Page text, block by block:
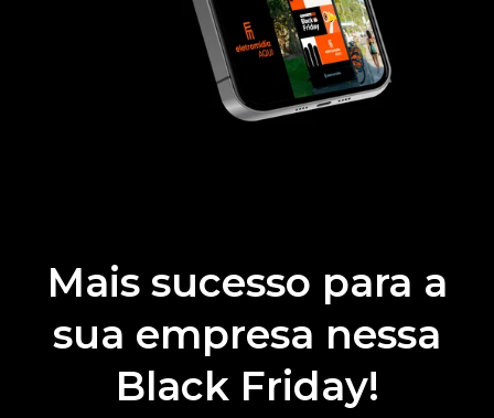
Mais sucesso para a
sua empresa nessa
Black Friday!